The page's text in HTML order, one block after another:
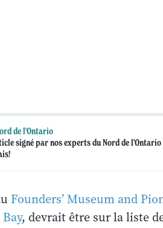
de l'Ontario
signé par nos experts du Nord de
Founders’ Museum and
, devrait être sur la liste